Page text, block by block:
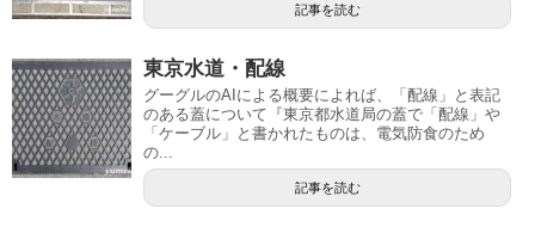
記事を読む
東京水道・配線
グーグルのAIによる概要によれば、「配線」と表記
のある蓋について『東京都水道局の蓋で「配線」や
「ケーブル」と書かれたものは、電気防食のため
の...
記事を読む